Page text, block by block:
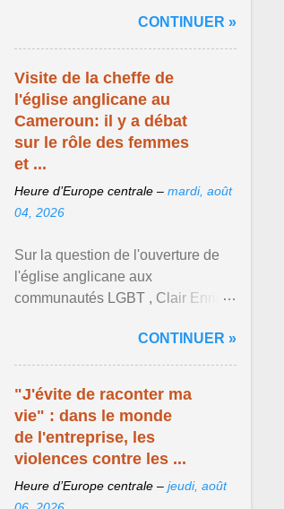
mouvement LGBT ... Afficher
l'article ...
CONTINUER »
Visite de la cheffe de
l'église anglicane au
Cameroun: il y a débat
sur le rôle des femmes
et ...
Heure d’Europe centrale – mardi, août
04, 2026
Sur la question de l'ouverture de
l'église anglicane aux
communautés LGBT , Clair Enrick
une position tranchée. Afficher
l'article ...
CONTINUER »
"J'évite de raconter ma
vie" : dans le monde
de l'entreprise, les
violences contre les ...
Heure d’Europe centrale – jeudi, août